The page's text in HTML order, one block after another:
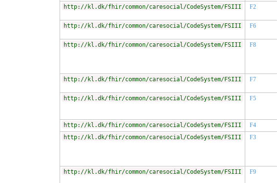
http://kl.dk/fhir/common/caresocial/CodeSystem/FSIII
F2
http://kl.dk/fhir/common/caresocial/CodeSystem/FSIII
F6
http://kl.dk/fhir/common/caresocial/CodeSystem/FSIII
F8
http://kl.dk/fhir/common/caresocial/CodeSystem/FSIII
F7
http://kl.dk/fhir/common/caresocial/CodeSystem/FSIII
F5
http://kl.dk/fhir/common/caresocial/CodeSystem/FSIII
F4
http://kl.dk/fhir/common/caresocial/CodeSystem/FSIII
F3
http://kl.dk/fhir/common/caresocial/CodeSystem/FSIII
F9